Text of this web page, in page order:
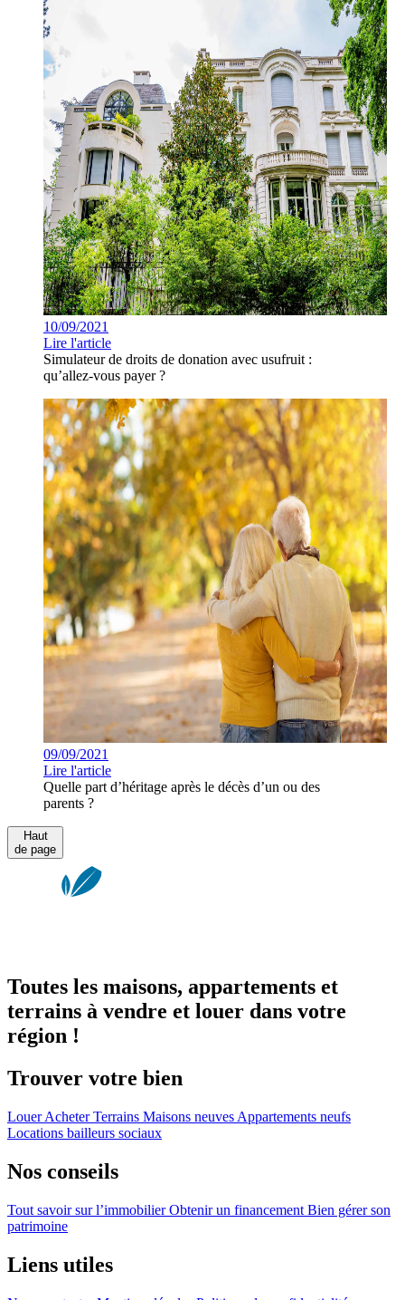
10/09/2021
Lire l'article
Simulateur de droits de donation avec usufruit :
qu’allez-vous payer ?
09/09/2021
Lire l'article
Quelle part d’héritage après le décès d’un ou des
parents ?
Haut
de page
Toutes les maisons, appartements et
terrains à vendre et louer dans votre
région !
Trouver votre bien
LouerAcheterTerrains Maisons neuves Appartements neufs
Locations bailleurs sociaux
Nos conseils
Tout savoir sur l’immobilierObtenir un financement Bien gérer son
patrimoine
Liens utiles